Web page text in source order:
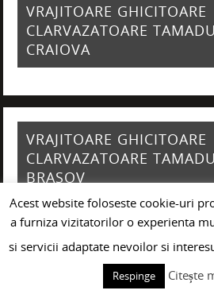
VRAJITOARE GHICITOARE
CLARVAZATOARE
CRAIOVA
VRAJITOARE GHICITOARE
CLARVAZATOARE
BRASOV
VRAJITOARE GHICITOARE
CLARVAZATOARE
Acest website foloseste cookie-uri
a furniza vizitatorilor o experienta
si servicii adaptate nevoilor si
Respinge
Citește